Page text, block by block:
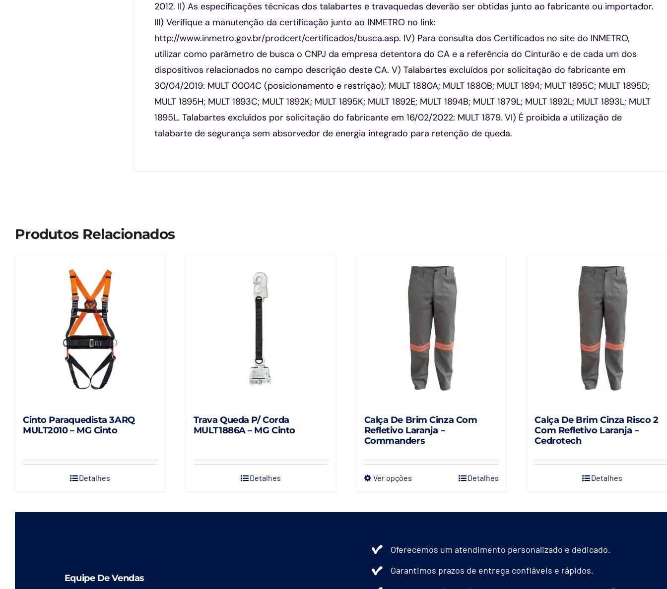
2012. II) As especificações técnicas dos talabartes e travaquedas deverão ser obtidas junto ao fabricante ou importador.
III) Verifique a manutenção da certificação junto ao INMETRO no link:
http://www.inmetro.gov.br/prodcert/certificados/busca.asp. IV) Para consulta dos Certificados no site do INMETRO,
utilizar como parâmetro de busca o CNPJ da empresa detentora do CA e a referência do Cinturão e de cada um dos
dispositivos relacionados no campo descrição deste CA. V) Talabartes excluídos por solicitação do fabricante em
30/04/2019: MULT 0004C (posicionamento e restrição); MULT 1880A; MULT 1880B; MULT 1894; MULT 1895C; MULT 1895D;
MULT 1895H; MULT 1893C; MULT 1892K; MULT 1895K; MULT 1892E; MULT 1894B; MULT 1879L; MULT 1892L; MULT 1893L; MULT
1895L. Talabartes excluídos por solicitação do fabricante em 16/02/2022: MULT 1879. VI) É proibida a utilização de
talabarte de segurança sem absorvedor de energia integrado para retenção de queda.
Produtos Relacionados
Cinto Paraquedista 3ARQ
MULT2010 – MG Cinto
Detalhes
Trava Queda P/ Corda
MULT1886A – MG Cinto
Detalhes
Calça De Brim Cinza Com
Refletivo Laranja –
Commanders
Ver opçõesEste
As
opções
Detalhes
Calça De Brim Cinza Risco 2
Com Refletivo Laranja –
Cedrotech
Detalhes
Equipe De Vendas
Oferecemos um atendimento personalizado e dedicado.
Garantimos prazos de entrega confiáveis e rápidos.